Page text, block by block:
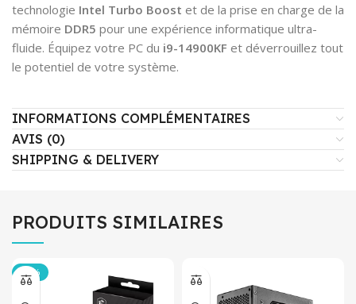
technologie Intel Turbo Boost et de la prise en charge de la
mémoire DDR5 pour une expérience informatique ultra-
fluide. Équipez votre PC du i9-14900KF et déverrouillez tout
le potentiel de votre système.
INFORMATIONS COMPLÉMENTAIRES
AVIS (0)
SHIPPING & DELIVERY
PRODUITS SIMILAIRES
-14%